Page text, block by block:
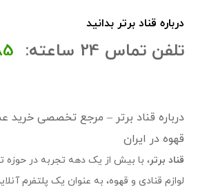
درباره قناد برتر بدانید
تلفن تماس 24 ساعته:
درباره قناد برتر – مرجع تخصصی خرید
قهوه در ایران
قناد برتر، با بیش از یک دهه تجربه در
لوازم قنادی و قهوه، به عنوان یک پلتفرم